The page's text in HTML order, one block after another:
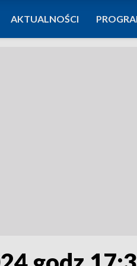
AKTUALNOŚCI